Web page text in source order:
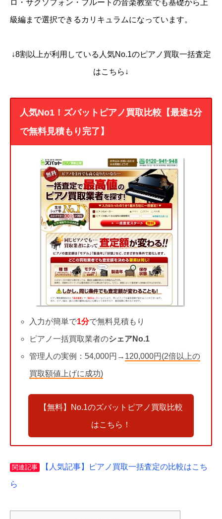
ロ・サクソフォン・フルートの音楽教室でも基礎から上
級編まで選択できるカリキュラムになっています。
↓8割以上が利用している人気No.1のピアノ買取一括査定
はこちら↓
人気No1！ズバットピアノ買取比較【最速1分
で無料見積もり完了】
入力が簡単で1分で無料見積もり
ピアノ一括買取業者のシェアNo.1
管理人の実例：54,000円→ 120,000円(2倍以上の
買取額値上げに成功)
【無料】No.1のズバットピアノ買取比較
はこちら！
関連記事 【人気記事】ピアノ買取一括査定の比較はこち
ら